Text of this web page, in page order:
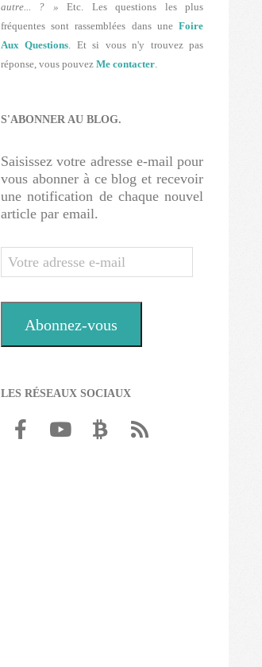
autre... ? » Etc. Les questions les plus
fréquentes sont rassemblées dans une Foire
Aux Questions. Et si vous n'y trouvez pas
réponse, vous pouvez Me contacter.
S'ABONNER AU BLOG.
Saisissez votre adresse e-mail pour
vous abonner à ce blog et recevoir
une notification de chaque nouvel
article par email.
Votre
adresse
Abonnez-vous
LES RÉSEAUX SOCIAUX